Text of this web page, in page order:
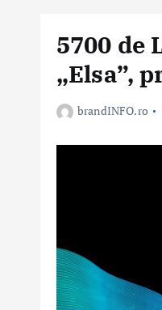
5700 de
„Elsa”,
brandINFO.ro